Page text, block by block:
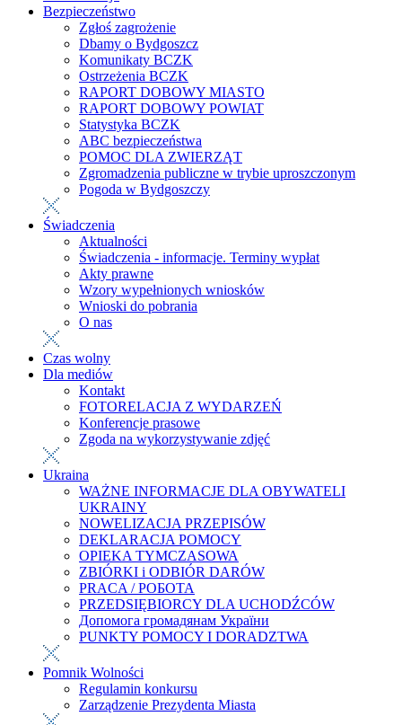
Bezpieczeństwo
Zgłoś zagrożenie
Dbamy o Bydgoszcz
Komunikaty BCZK
Ostrzeżenia BCZK
RAPORT DOBOWY MIASTO
RAPORT DOBOWY POWIAT
Statystyka BCZK
ABC bezpieczeństwa
POMOC DLA ZWIERZĄT
Zgromadzenia publiczne w trybie uproszczonym
Pogoda w Bydgoszczy
Świadczenia
Aktualności
Świadczenia - informacje. Terminy wypłat
Akty prawne
Wzory wypełnionych wniosków
Wnioski do pobrania
O nas
Czas wolny
Dla mediów
Kontakt
FOTORELACJA Z WYDARZEŃ
Konferencje prasowe
Zgoda na wykorzystywanie zdjęć
Ukraina
WAŻNE INFORMACJE DLA OBYWATELI
UKRAINY
NOWELIZACJA PRZEPISÓW
DEKLARACJA POMOCY
OPIEKA TYMCZASOWA
ZBIÓRKI i ODBIÓR DARÓW
PRACA / РОБОТА
PRZEDSIĘBIORCY DLA UCHODŹCÓW
Допомога громадянам України
PUNKTY POMOCY I DORADZTWA
Pomnik Wolności
Regulamin konkursu
Zarządzenie Prezydenta Miasta